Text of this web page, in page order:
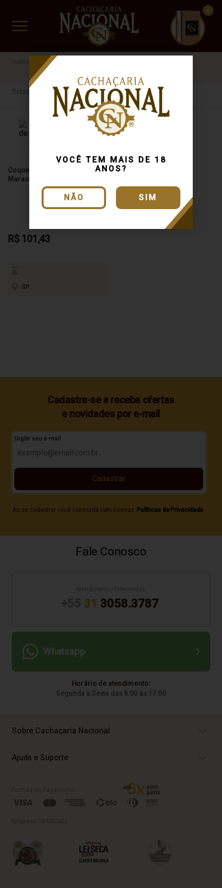
VOCÊ TEM MAIS DE 18
ANOS?
NÃO SIM
www.cachacarianacional.com.br
CUIDADO FRÁGIL
Outras Bebidas
Coquetel de Doce de Leite com
Maracujá Meia Lua 750ml
R$ 101,43
SP
Cadastre-se e receba ofertas
e novidades por e-mail
Digite seu e-mail
Ao se cadastrar você concorda com nossas Políticas de Privacidade
Cadastrar
Fale Conosco
31 3058.3787
Whatsapp
Horário de atendimento:
Segunda à Sexta das 8:00 às 17:00
Sobre Cachaçaria Nacional
Ajuda e Suporte